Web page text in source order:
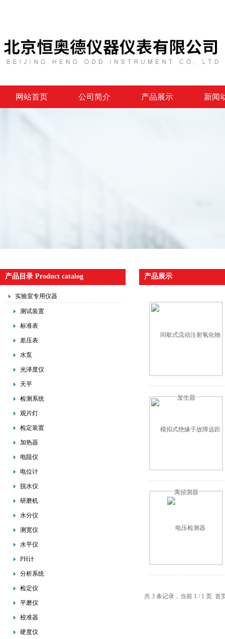
网站首页 公司简介 产品展示 新闻
产品目录 Product catalog
实验室专用仪器
测试装置
标准表
差压表
水泵
光泽度仪
天平
检测系统
观片灯
检定装置
加热器
电阻仪
电位计
脱水仪
研磨机
水分仪
测宽仪
水平仪
PH计
分析系统
检定仪
平磨仪
校准器
硬度仪
产品展示
共 3 条记录，当前 1 / 1 页